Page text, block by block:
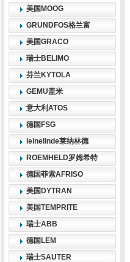
美国MOOG
GRUNDFOS格兰富
美国GRACO
瑞士BELIMO
芬兰KYTOLA
GEMU盖米
意大利ATOS
德国FSG
leinelinde莱纳林德
ROEMHELD罗姆希特
德国菲索AFRISO
美国DYTRAN
美国TEMPRITE
瑞士ABB
德国LEM
瑞士SAUTER